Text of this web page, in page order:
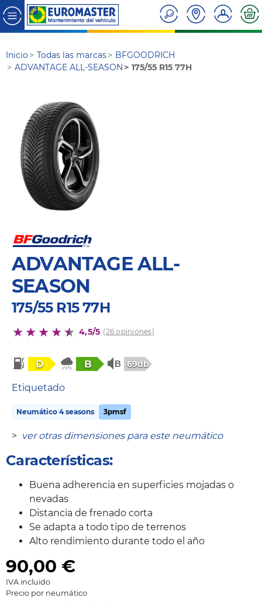
Inicio Todas las marcas
BFGOODRICH
ADVANTAGE ALL-SEASON
175/55 R15 77H
ADVANTAGE ALL-
SEASON
175/55 R15 77H
4,5/5 (26 opiniones)
D B 69db
Etiquetado
Neumático 4 seasons 3pmsf
> ver otras dimensiones para este neumático
Características:
Buena adherencia en superficies mojadas o
nevadas
Distancia de frenado corta
Se adapta a todo tipo de terrenos
Alto rendimiento durante todo el año
90,00 €
IVA incluido
Precio por neumático